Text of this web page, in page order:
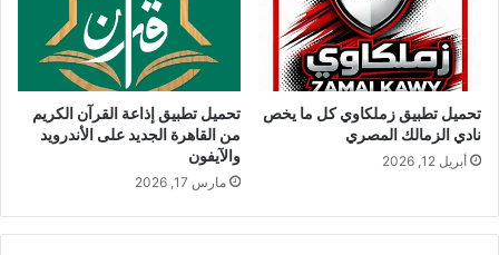
تحميل تطبيق زملكاوي كل ما يخص
نادي الزمالك المصري
أبريل 12, 2026
تحميل تطبيق إذاعة القرآن الكريم
من القاهرة الجديد على الأندرويد
والآيفون
مارس 17, 2026